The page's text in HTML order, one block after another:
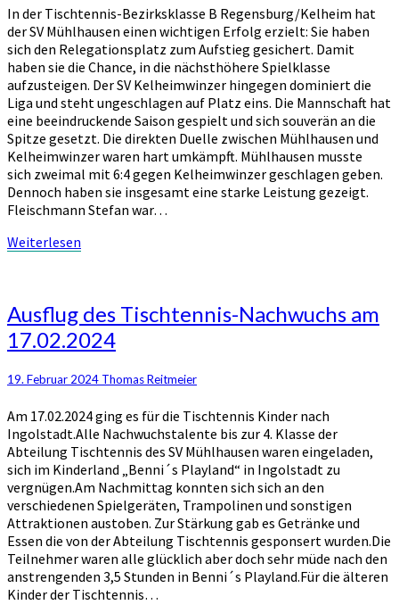
zum
Aufstieg
In der Tischtennis-Bezirksklasse B Regensburg/Kelheim hat
der SV Mühlhausen einen wichtigen Erfolg erzielt: Sie haben
sich den Relegationsplatz zum Aufstieg gesichert. Damit
haben sie die Chance, in die nächsthöhere Spielklasse
aufzusteigen. Der SV Kelheimwinzer hingegen dominiert die
Liga und steht ungeschlagen auf Platz eins. Die Mannschaft hat
eine beeindruckende Saison gespielt und sich souverän an die
Spitze gesetzt. Die direkten Duelle zwischen Mühlhausen und
Kelheimwinzer waren hart umkämpft. Mühlhausen musste
sich zweimal mit 6:4 gegen Kelheimwinzer geschlagen geben.
Dennoch haben sie insgesamt eine starke Leistung gezeigt.
Fleischmann Stefan war…
Weiterlesen
Ausflug
des
Tischtennis-
am
Ausflug des Tischtennis-Nachwuchs am
17.02.2024
19. Februar 2024 Thomas Reitmeier
Am 17.02.2024 ging es für die Tischtennis Kinder nach
Ingolstadt.Alle Nachwuchstalente bis zur 4. Klasse der
Abteilung Tischtennis des SV Mühlhausen waren eingeladen,
sich im Kinderland „Benni´s Playland“ in Ingolstadt zu
vergnügen.Am Nachmittag konnten sich sich an den
verschiedenen Spielgeräten, Trampolinen und sonstigen
Attraktionen austoben. Zur Stärkung gab es Getränke und
Essen die von der Abteilung Tischtennis gesponsert wurden.Die
Teilnehmer waren alle glücklich aber doch sehr müde nach den
anstrengenden 3,5 Stunden in Benni´s Playland.Für die älteren
Kinder der Tischtennis…